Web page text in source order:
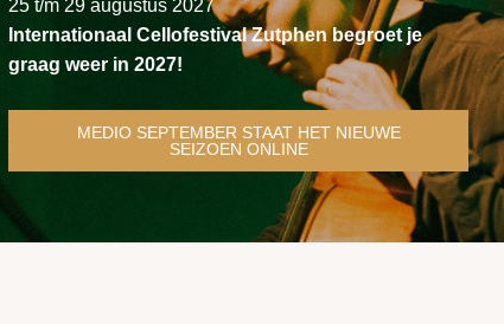
25 t/m 29 augustus 2027
Internationaal Cellofestival Zutphen begroet je
graag weer in 2027!
MEDIO SEPTEMBER STAAT HET NIEUWE
SEIZOEN ONLINE